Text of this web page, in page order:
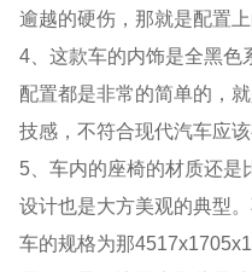
逾越的硬伤，那就是配置上
4、这款车的内饰是全黑色
配置都是非常的简单的，
技感，不符合现代汽车应
5、车内的座椅的材质还是
设计也是大方美观的典型
车的规格为那